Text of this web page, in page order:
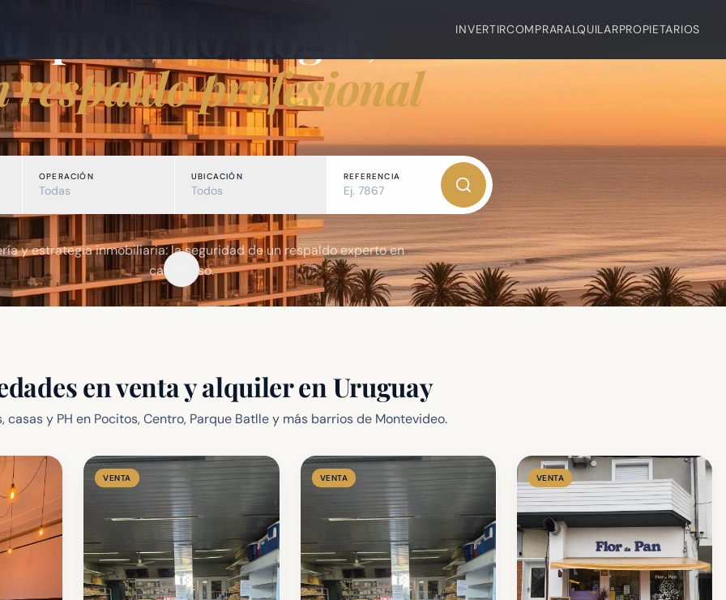
INVERTIRCOMPRARALQUILARPROPIETARIOS
respaldo profesional
OPERACIÓN
Todas
UBICACIÓN
Todos
REFERENCIA
y estrategia inmobiliaria: la seguridad de un respaldo experto en
cada paso.
en venta y alquiler en Uruguay
casas y PH en Pocitos, Centro, Parque Batlle y más barrios de Montevideo.
VENTA VENTA VENTA